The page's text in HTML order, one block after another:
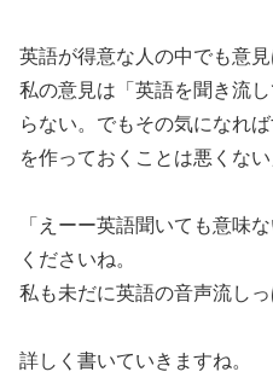
英語が得意な人の中でも意
私の意見は 「英語を聞き流
らない。でもその気になれ
を作っておくことは悪くない
「えーー英語聞いても意味
くださいね。
私も未だに英語の音声流し
詳しく書いていきますね。